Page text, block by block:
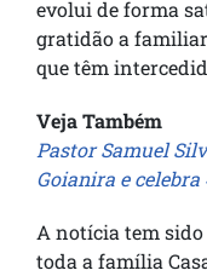
evolui de forma
gratidão a
que têm
Veja Também
Pastor Samuel
Goianira e
A notícia tem sido
toda a família